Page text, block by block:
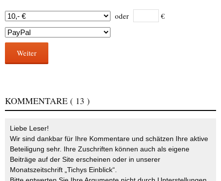
oder €
Weiter
KOMMENTARE ( 13 )
Liebe Leser!
Wir sind dankbar für Ihre Kommentare und schätzen Ihre aktive
Beteiligung sehr. Ihre Zuschriften können auch als eigene
Beiträge auf der Site erscheinen oder in unserer
Monatszeitschrift „Tichys Einblick“.